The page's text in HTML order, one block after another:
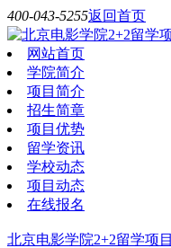
400-043-5255返回首页
网站首页
学院简介
项目简介
招生简章
项目优势
留学资讯
学校动态
项目动态
在线报名
北京电影学院2+2留学项目